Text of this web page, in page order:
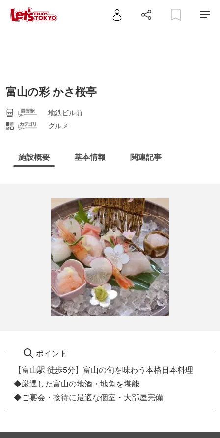
富山の彩 かさ桜亭
地鉄ビル前
グルメ
施設概要 基本情報 関連記事
ポイント
【富山駅 徒歩5分】富山の旬を味わう本格日本料理
◆厳選した富山の地酒・地魚を堪能
◆ご宴会・接待に最適な個室・大部屋完備